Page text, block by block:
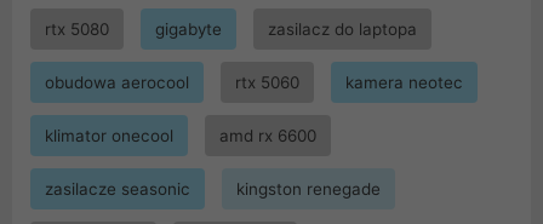
rtx 5080 gigabyte zasilacz do laptopa
obudowa aerocool rtx 5060 kamera neotec
klimator onecool amd rx 6600
zasilacze seasonic kingston renegade